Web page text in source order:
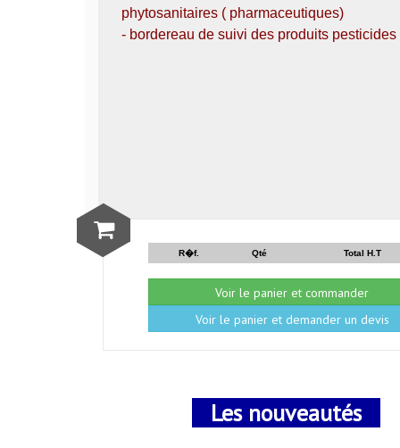
phytosanitaires ( pharmaceutiques)
- bordereau de suivi des produits pesticides
R�f. Qté Total H.T
Voir le panier et commander
Voir le panier et demander un devis
Les nouveautés